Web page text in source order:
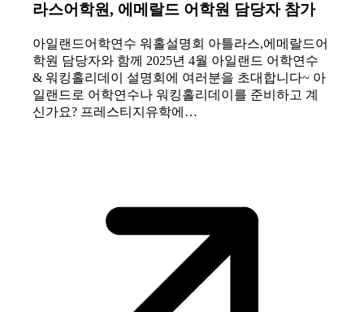
라스어학원, 에메랄드 어학원 담당자 참가
아일랜드어학연수 워홀설명회 아틀라스,에메랄드어
학원 담당자와 함께 2025년 4월 아일랜드 어학연수
& 워킹홀리데이 설명회에 여러분을 초대합니다~ 아
일랜드로 어학연수나 워킹홀리데이를 준비하고 계
신가요? 프레스티지유학에…